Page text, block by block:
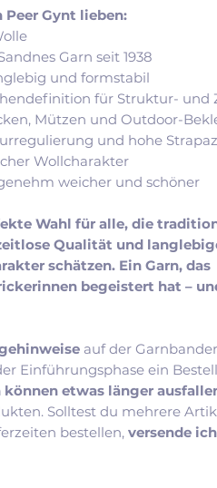
Gynt lieben:
Garn seit 1938
und formstabil
für Struktur- und
Mützen und Outdoor-
und hohe
Wollcharakter
weicher und schöner
Wahl für alle, die
Qualität und
schätzen. Ein Garn, das
begeistert hat –
auf der
Einführungsphase ein
können etwas länger
Solltest du mehrere
bestellen, versende